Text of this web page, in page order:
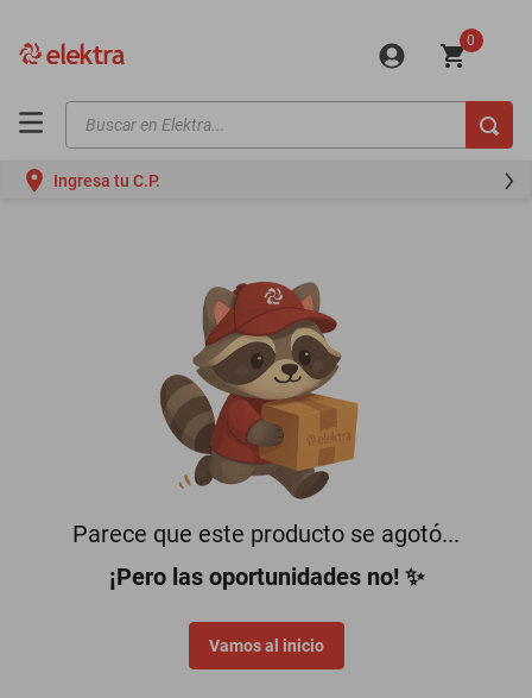
0
Buscar en Elektra...
Ingresa tu C.P.
Parece que este producto se agotó...
¡Pero las oportunidades no! ✨
Vamos al inicio
motos
motoneta
oppo